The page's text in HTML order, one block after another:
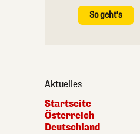
So geht's
Aktuelles
Startseite
Österreich
Deutschland